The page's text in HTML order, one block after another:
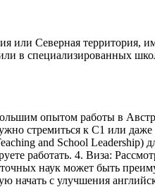
или Северная территория,
в специализированных
опытом работы в
стремиться к C1 или
and School
работать. 4. Виза:
наук может быть
начать с улучшения